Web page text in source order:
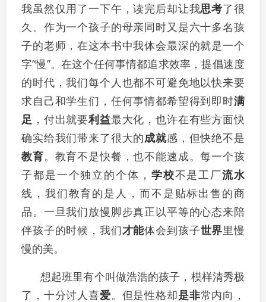
我虽然仅用了一下午，读完后却让我思考了很
久。作为一个孩子的母亲同时又是六十多名孩
子的老师，在这本书中我体会最深的就是一个
字“慢”。在这个任何事情都追求效率，提倡速度
的时代，我们每个人也都不可避免地以快来要
求自己和学生们，任何事情都希望得到即时满
足 ，付出就要利益最大化，也许在有些方面快
确实给我们带来了很大的成就感，但快绝不是
教育。教育不是快餐，也不能速成。每一个孩
子都是一个独立的个体， 学校不是工厂流水
线，我们教育的是人，而不是贴标出售的商
品。一旦我们放慢脚步真正以平等的心态来陪
伴孩子的时候，我们才能体会到孩子世界里慢
慢的美。
想起班里有个叫做浩浩的孩子，模样清秀极
了，十分讨人喜爱。但是性格却是非常内向，